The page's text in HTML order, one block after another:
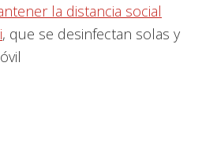
la distancia social
, que se desinfectan solas y